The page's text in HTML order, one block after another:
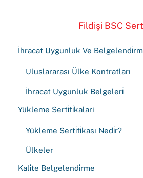
Fildişi BSC
İhracat Uygunluk Ve
Uluslararası Ülke Kontratları
İhracat Uygunluk Belgeleri̇
Yükleme Serti̇fi̇kalari
Yükleme Serti̇fi̇kası Nedi̇r?
Ülkeler
Kali̇te Belgelendi̇rme